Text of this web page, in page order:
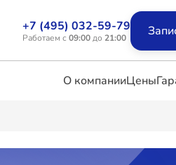
+7 (495) 032-59-79
Работаем с 09:00до 21:00
О компанииЦены